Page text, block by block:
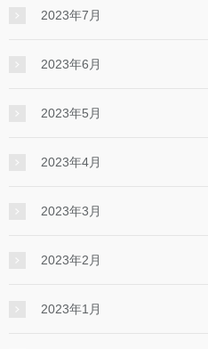
2023年7月
2023年6月
2023年5月
2023年4月
2023年3月
2023年2月
2023年1月